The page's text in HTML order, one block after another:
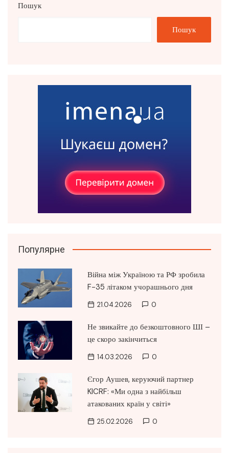
Пошук
Пошук
Популярне
Війна між Україною та РФ зробила
F-35 літаком учорашнього дня
21.04.2026 0
Не звикайте до безкоштовного ШІ –
це скоро закінчиться
14.03.2026 0
Єгор Аушев, керуючий партнер
KICRF: «Ми одна з найбільш
атакованих країн у світі»
25.02.2026 0